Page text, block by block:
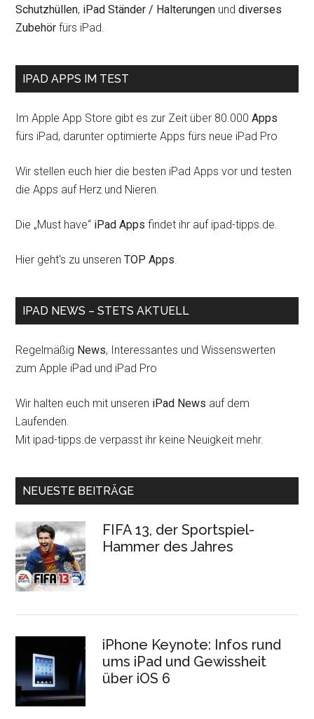
Schutzhüllen, iPad Ständer / Halterungen unddiverses
Zubehör fürs iPad.
IPAD APPS IM TEST
Im Apple App Store gibt es zur Zeit über 80.000Apps
fürs iPad, darunter optimierte Apps fürs neue iPad Pro
Wir stellen euch hier die besten iPad Apps vor und testen
die Apps auf Herz und Nieren.
Die „Must have“ iPad Apps findet ihr auf ipad-tipps.de.
Hier geht's zu unserenTOP Apps.
IPAD NEWS – STETS AKTUELL
Regelmäßig News, Interessantes und Wissenswerten
zum Apple iPad und iPad Pro
Wir halten euch mit unseren iPad News auf dem
Laufenden.
Mit ipad-tipps.de verpasst ihr keine Neuigkeit mehr.
NEUESTE BEITRÄGE
FIFA 13, der Sportspiel-
Hammer des Jahres
iPhone Keynote: Infos rund
ums iPad und Gewissheit
über iOS 6